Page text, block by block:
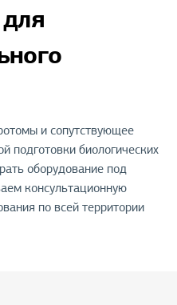
и сопутствующее
подготовки биологических
оборудование под
консультационную
по всей территории